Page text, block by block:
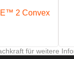
2 Convex
für weitere